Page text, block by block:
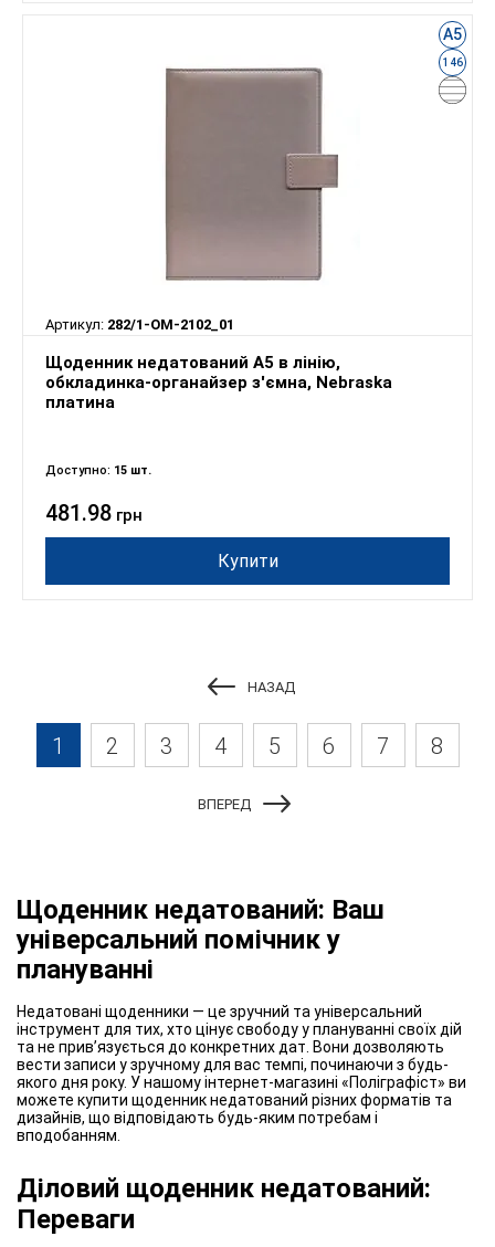
А5
146
Артикул: 282/1-OM-2102_01
Щоденник недатований А5 в лінію,
обкладинка-органайзер з'ємна, Nebraska
платина
481.98 грн
Доступно: 15 шт.
Купити
НАЗАД
1 2 3 4 5 6 7 8
ВПЕРЕД
Щоденник недатований: Ваш
універсальний помічник у
плануванні
Недатовані щоденники — це зручний та універсальний
інструмент для тих, хто цінує свободу у плануванні своїх дій
та не прив’язується до конкретних дат. Вони дозволяють
вести записи у зручному для вас темпі, починаючи з будь-
якого дня року. У нашому інтернет-магазині «Поліграфіст» ви
можете купити щоденник недатований різних форматів та
дизайнів, що відповідають будь-яким потребам і
вподобанням.
Діловий щоденник недатований:
Переваги